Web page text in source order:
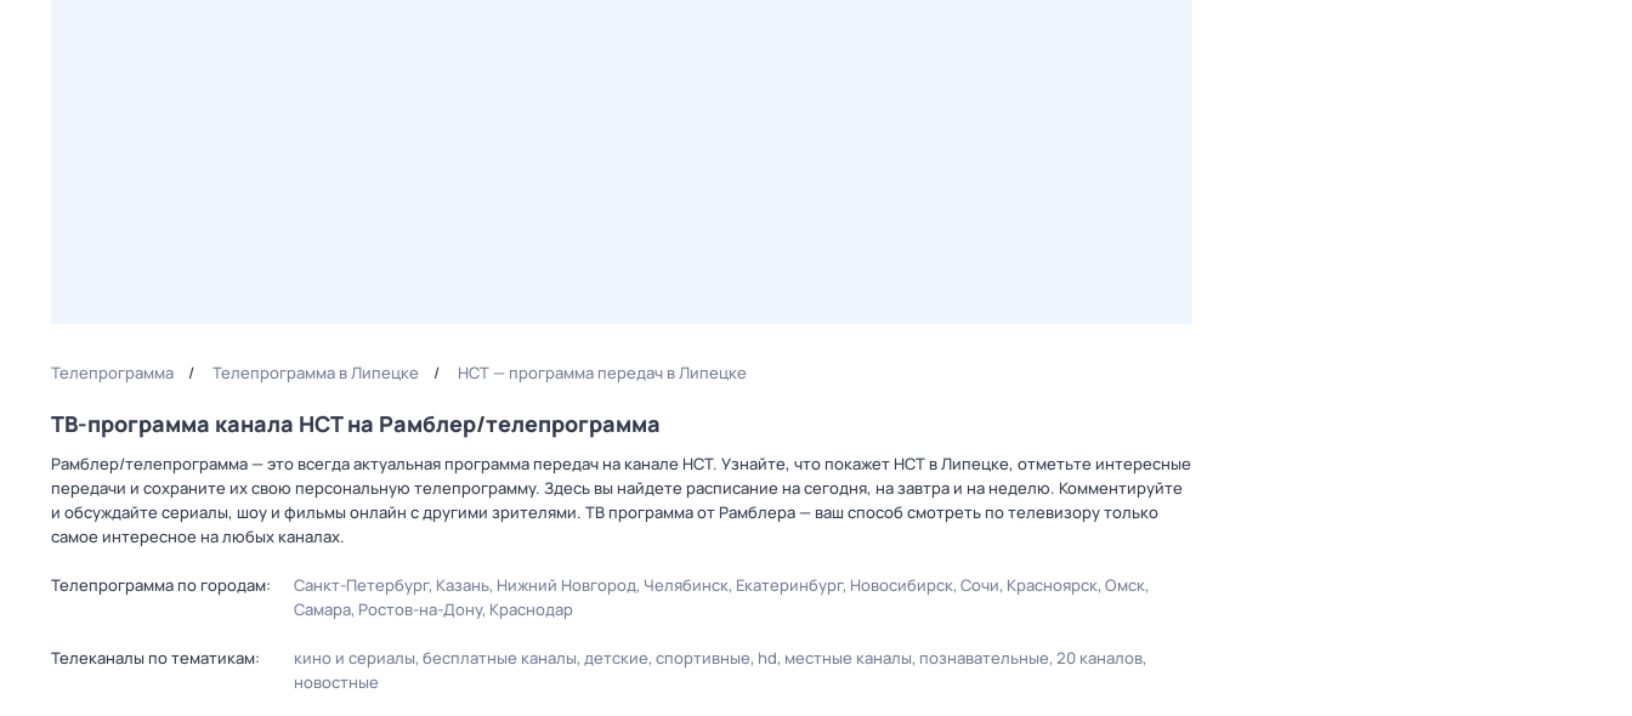
Телепрограмма Телепрограмма в Липецке НСТ — программа передач в Липецке
ТВ-программа канала НСТ на Рамблер/телепрограмма
Рамблер/телепрограмма — это всегда актуальная программа передач на канале НСТ. Узнайте, что покажет НСТ в Липецке, отметьте интересные
передачи и сохраните их свою персональную телепрограмму. Здесь вы найдете расписание на сегодня, на завтра и на неделю. Комментируйте
и обсуждайте сериалы, шоу и фильмы онлайн с другими зрителями. ТВ программа от Рамблера — ваш способ смотреть по телевизору только
самое интересное на любых каналах.
Телепрограмма по городам: Санкт-Петербург Казань Нижний Новгород Челябинск Екатеринбург Новосибирск Сочи Красноярск Омск
Самара Ростов-на-Дону Краснодар
Телеканалы по тематикам: кино и сериалы бесплатные каналы детские спортивные hd местные каналы познавательные 20 каналов
новостные